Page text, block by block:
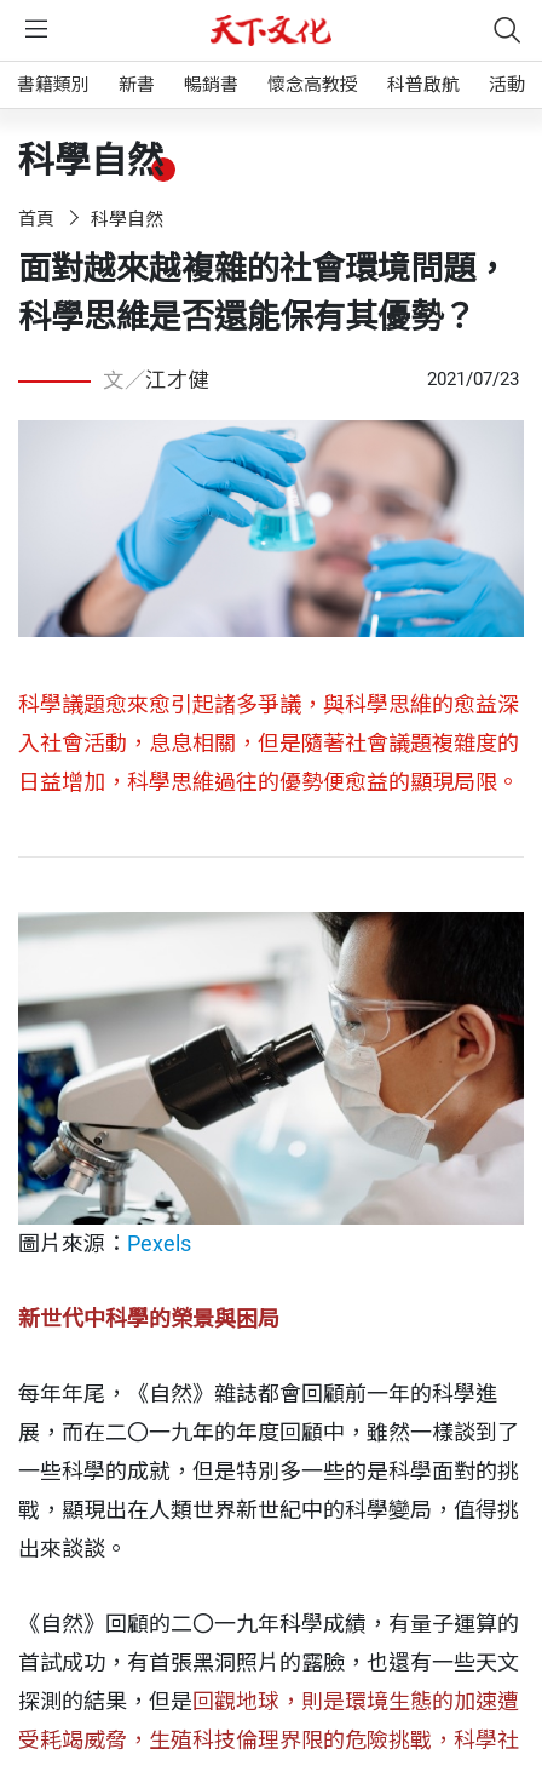
書籍類別 新書 暢銷書 懷念高教授 科普啟航 活動
科學自然
首頁 科學自然
面對越來越複雜的社會環境問題，
科學思維是否還能保有其優勢？
文／江才健 2021/07/23
科學議題愈來愈引起諸多爭議，與科學思維的愈益深
入社會活動，息息相關，但是隨著社會議題複雜度的
日益增加，科學思維過往的優勢便愈益的顯現局限。
圖片來源： Pexels
新世代中科學的榮景與困局
每年年尾，《自然》雜誌都會回顧前一年的科學進
展，而在二〇一九年的年度回顧中，雖然一樣談到了
一些科學的成就，但是特別多一些的是科學面對的挑
戰，顯現出在人類世界新世紀中的科學變局，值得挑
出來談談。
《自然》回顧的二〇一九年科學成績，有量子運算的
首試成功，有首張黑洞照片的露臉，也還有一些天文
探測的結果，但是回觀地球，則是環境生態的加速遭
受耗竭威脅，生殖科技倫理界限的危險挑戰，科學社